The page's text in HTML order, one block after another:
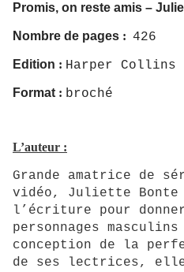
Promis, on reste amis –
Nombre de pages : 426
Edition : Harper
Format : broché
L’auteur :
Grande amatrice de
vidéo, Juliette Bonte
l’écriture pour
personnages
conception de la
de ses lectrices, elle